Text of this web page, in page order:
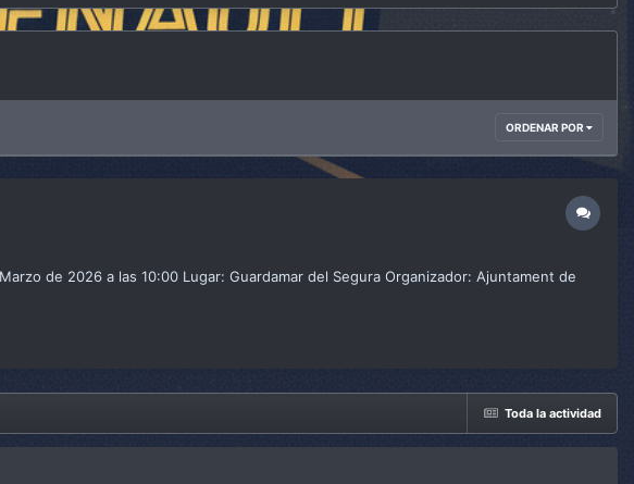
ORDENAR POR
de 2026 a las 10:00 Lugar: Guardamar del Segura Organizador: Ajuntament de
Toda la actividad